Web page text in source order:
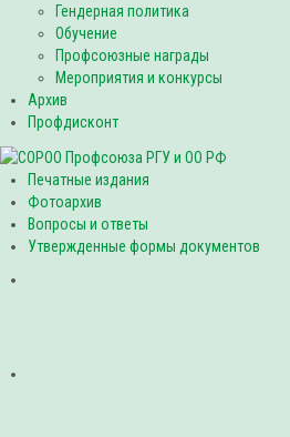
Гендерная политика
Обучение
Профсоюзные награды
Мероприятия и конкурсы
Архив
Профдисконт
Печатные издания
Фотоархив
Вопросы и ответы
Утвержденные формы документов